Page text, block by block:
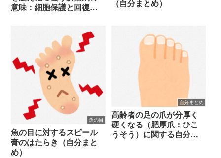
意味：細胞保護と回復の
（自分まとめ）
魚の目
魚の目に対するスピール
膏のはたらき（自分まと
め）
自分まとめ
高齢者の足の爪が分厚く
硬くなる（肥厚爪：ひこ
うそう）に関する自分ま